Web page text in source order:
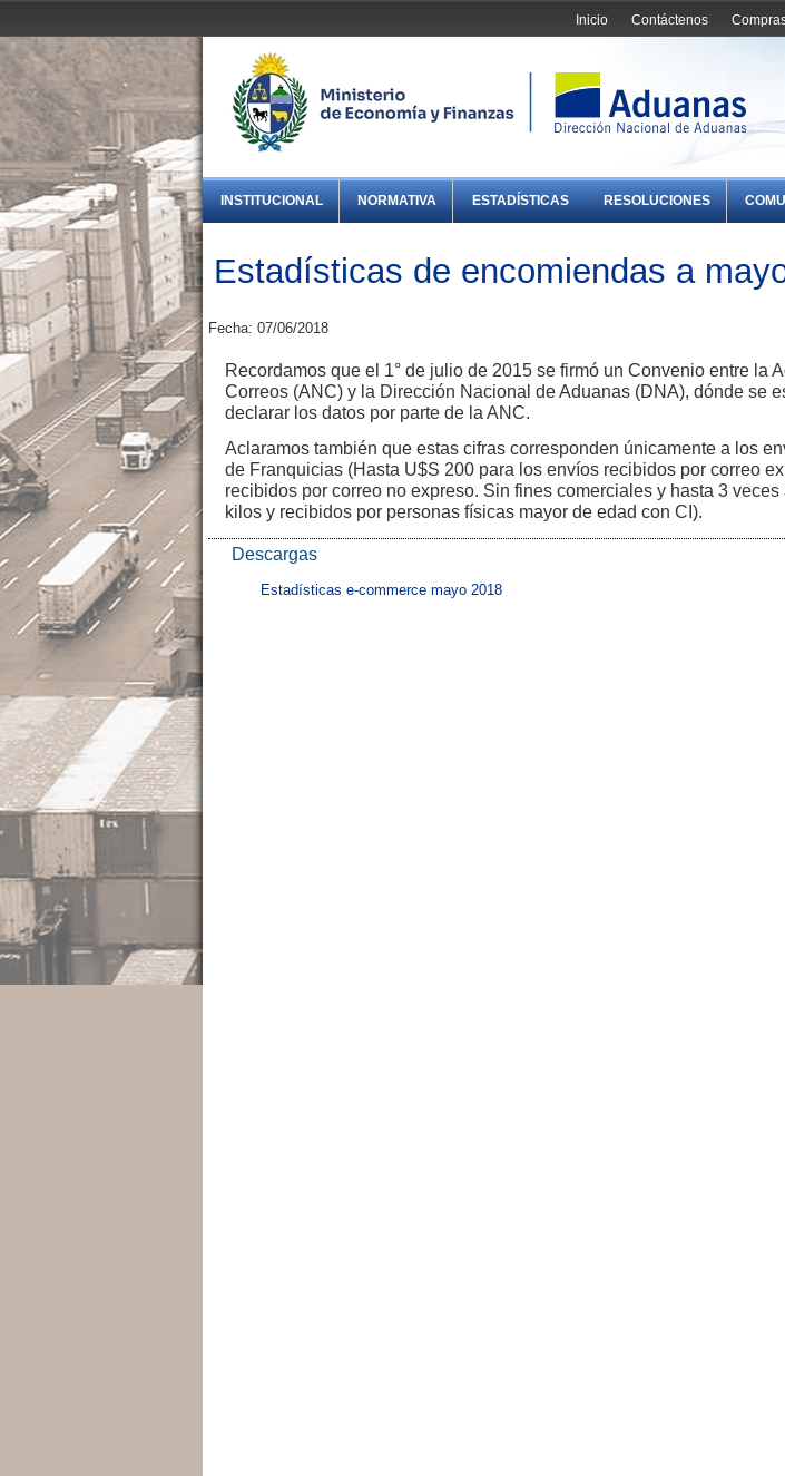
Contáctenos
Inicio
INSTITUCIONAL NORMATIVA ESTADÍSTICAS RESOLUCIONES
Estadísticas de encomiendas a
Fecha: 07/06/2018
Recordamos que el 1° de julio de 2015 se firmó un Convenio entre la
Correos (ANC) y la Dirección Nacional de Aduanas (DNA), dónde se
declarar los datos por parte de la ANC.
Aclaramos también que estas cifras corresponden únicamente a los
de Franquicias (Hasta U$S 200 para los envíos recibidos por correo
recibidos por correo no expreso. Sin fines comerciales y hasta 3
kilos y recibidos por personas físicas mayor de edad con CI).
Descargas
Estadísticas e-commerce mayo 2018